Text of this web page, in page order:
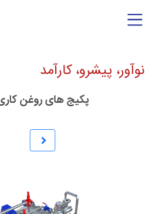
نوآور، پیشرو، کارآمد
پکیج های روغن کاری